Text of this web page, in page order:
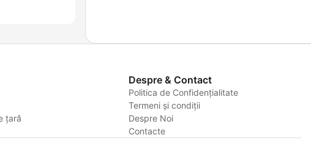
țară
Despre & Contact
Politica de Confidențialitate
Termeni și condiții
Despre Noi
Contacte